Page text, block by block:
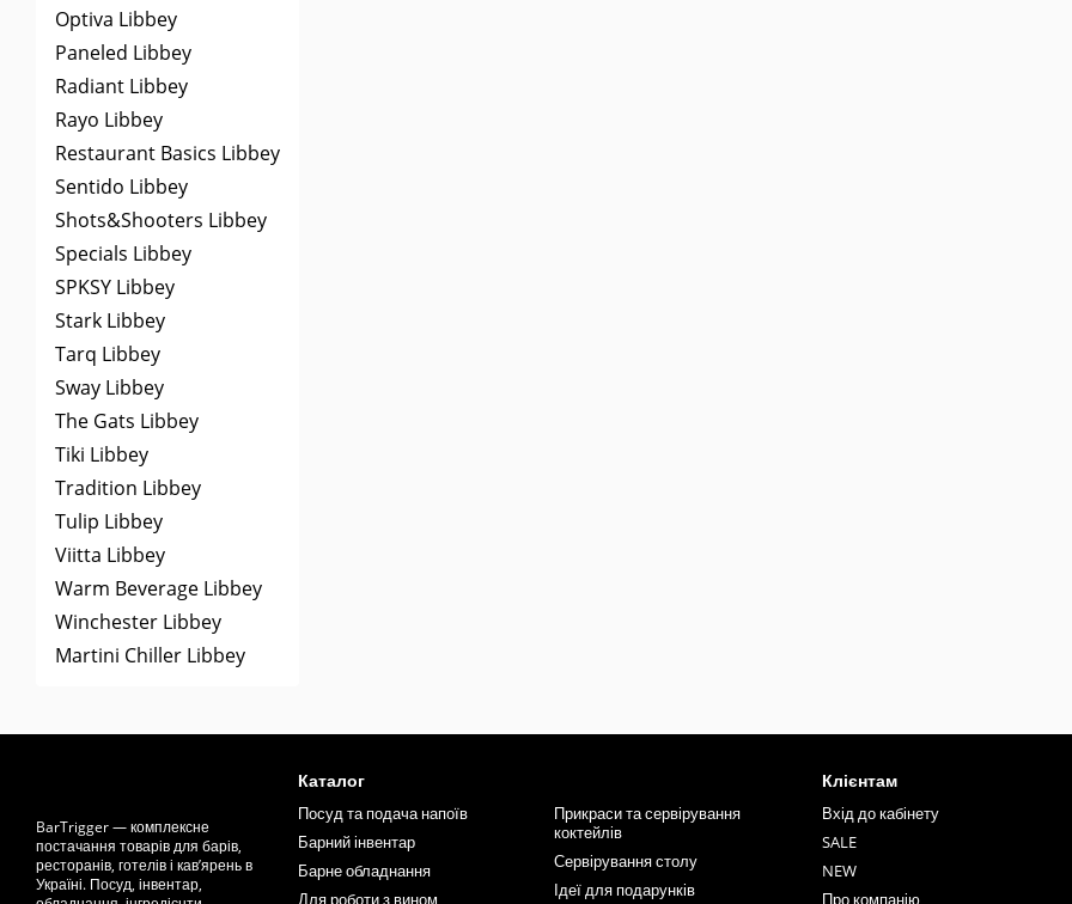
Optiva Libbey
Paneled Libbey
Radiant Libbey
Rayo Libbey
Restaurant Basics Libbey
Sentido Libbey
Shots&Shooters Libbey
Specials Libbey
SPKSY Libbey
Stark Libbey
Tarq Libbey
Sway Libbey
The Gats Libbey
Tiki Libbey
Tradition Libbey
Tulip Libbey
Viitta Libbey
Warm Beverage Libbey
Winchester Libbey
Martini Chiller Libbey
BarTrigger — комплексне
постачання товарів для барів,
ресторанів, готелів і кав’ярень в
Україні. Посуд, інвентар,
Каталог
Посуд та подача напоїв
Барний інвентар
Барне обладнання
Для роботи з вином
Прикраси та сервірування
коктейлів
Сервірування столу
Ідеї для подарунків
Клієнтам
Вхід до кабінету
SALE
NEW
Про компанію